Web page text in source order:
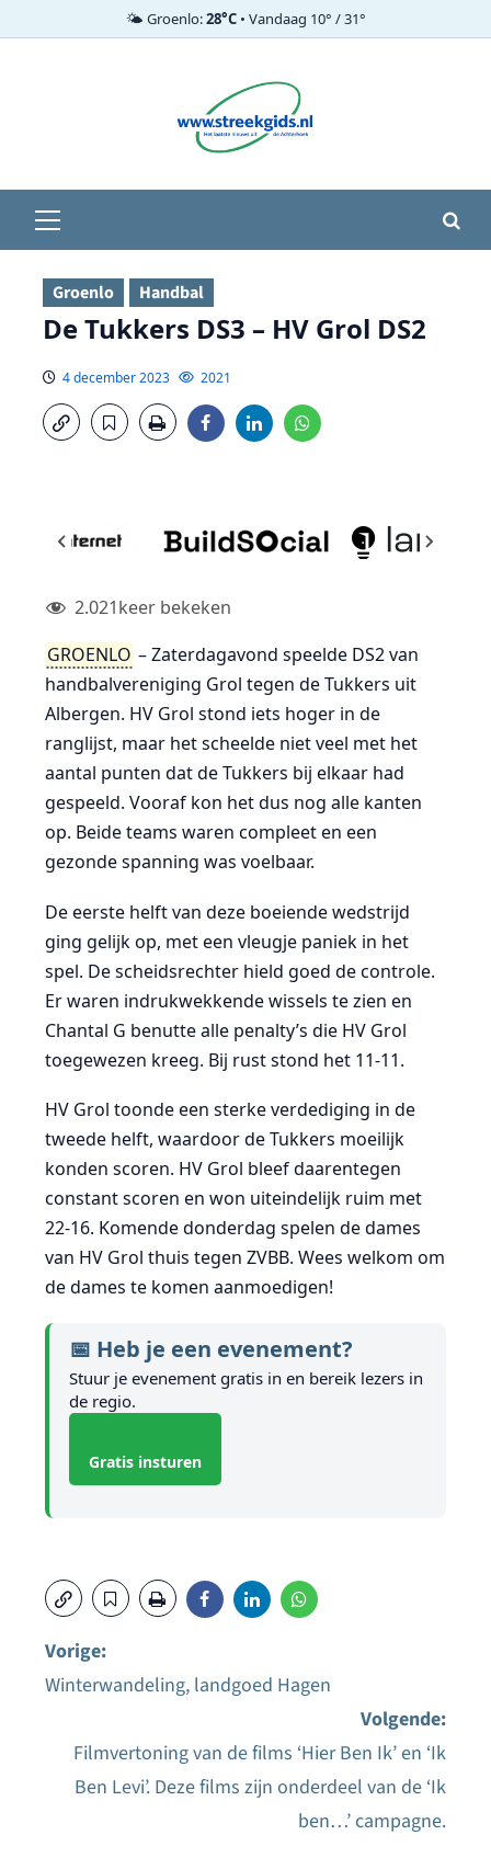
🌤️ Groenlo:28°C• Vandaag 10° / 31°
menu
Groenlo Handbal
De Tukkers DS3 – HV Grol DS2
4 december 2023 2021
2.021keer bekeken
GROENLO – Zaterdagavond speelde DS2 van
handbalvereniging Grol tegen de Tukkers uit
Albergen. HV Grol stond iets hoger in de
ranglijst, maar het scheelde niet veel met het
aantal punten dat de Tukkers bij elkaar had
gespeeld. Vooraf kon het dus nog alle kanten
op. Beide teams waren compleet en een
gezonde spanning was voelbaar.
De eerste helft van deze boeiende wedstrijd
ging gelijk op, met een vleugje paniek in het
spel. De scheidsrechter hield goed de controle.
Er waren indrukwekkende wissels te zien en
Chantal G benutte alle penalty’s die HV Grol
toegewezen kreeg. Bij rust stond het 11-11.
HV Grol toonde een sterke verdediging in de
tweede helft, waardoor de Tukkers moeilijk
konden scoren. HV Grol bleef daarentegen
constant scoren en won uiteindelijk ruim met
22-16. Komende donderdag spelen de dames
van HV Grol thuis tegen ZVBB. Wees welkom om
de dames te komen aanmoedigen!
📅 Heb je een evenement?
Stuur je evenement gratis in en bereik lezers in
de regio.
Gratis insturen
navigatie
Vorige:
Winterwandeling, landgoed Hagen
Volgende:
Filmvertoning van de films ‘Hier Ben Ik’ en ‘Ik
Ben Levi’. Deze films zijn onderdeel van de ‘Ik
ben…’ campagne.